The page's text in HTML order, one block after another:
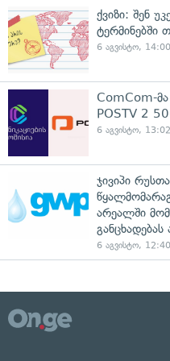
ქვიზი: შენ
ტერმინებში
6 აგვისტო, 14:00
ComCom-
POSTV 2
6 აგვისტო, 13:02
ჯივიპი
არეალში
6 აგვისტო, 12:40